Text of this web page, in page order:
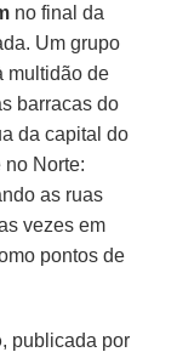
no final da
Um grupo
multidão de
barracas do
da capital do
no Norte:
as ruas
vezes em
pontos de
, publicada por